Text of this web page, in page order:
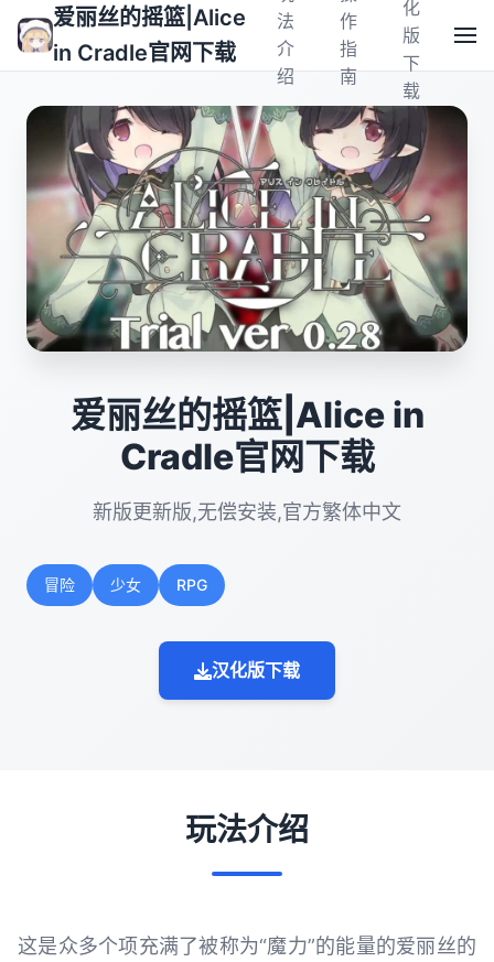
爱丽丝的摇篮|Alice
in Cradle官网下载
法
介
绍
作
指
南
化
版
下
载
爱丽丝的摇篮|Alice in
Cradle官网下载
新版更新版,无偿安装,官方繁体中文
冒险 少女 RPG
汉化版下载
玩法介绍
这是众多个项充满了被称为“魔力”的能量的爱丽丝的